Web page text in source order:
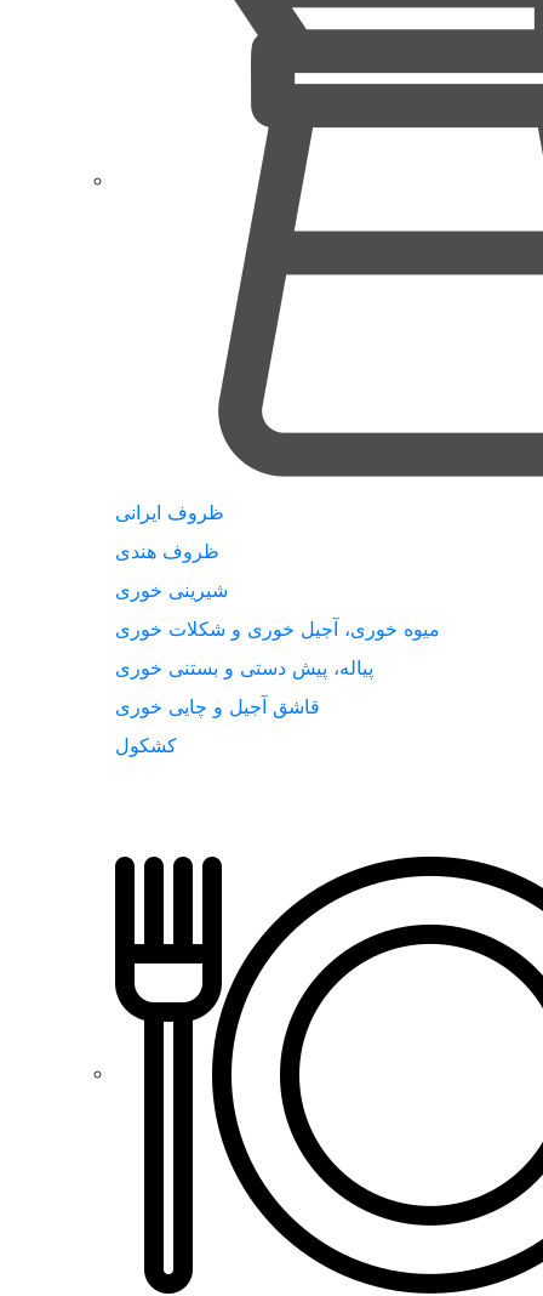
ظروف ایرانی
ظروف هندی
شیرینی خوری
میوه خوری، آجیل خوری و شکلات خوری
پیاله، پیش دستی و بستنی خوری
قاشق آجیل و چایی خوری
کشکول